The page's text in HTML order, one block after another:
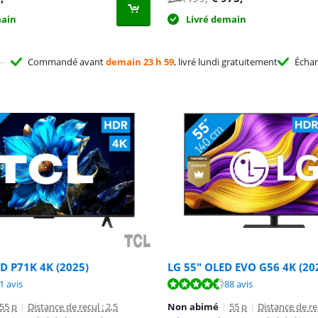
Livré demain
Commandé avantdemain 23 h 59, livré lundi gratuitement
P71K 4K (2025)
sur 10, basée sur 61 avis.
avis
55 p | Distance de recul : 2,5
LG 55" OLED EVO G56 4K
sur 10, basée sur 88 avis.
88 avis
Non abimé | 55 p | Distance de
sur 10, basée sur 88 avis.